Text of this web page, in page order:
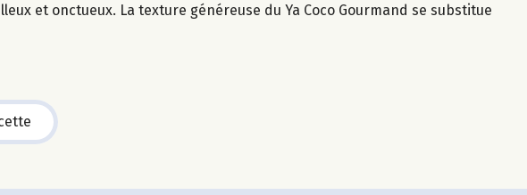
et onctueux. La texture généreuse du Ya Coco Gourmand se substitue